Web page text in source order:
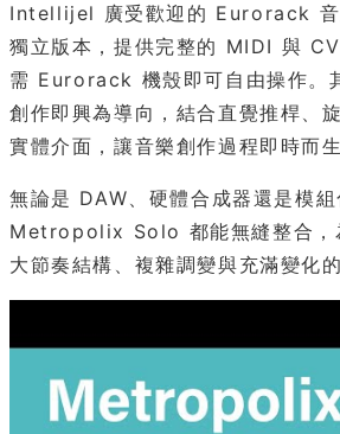
Intellijel 廣受歡迎的 Eurorack 音
獨立版本，提供完整的 MIDI 與
需 Eurorack 機殼即可自由操作。
創作即興為導向，結合直覺推桿、
實體介面，讓音樂創作過程即時而生
無論是 DAW、硬體合成器還是模組
Metropolix Solo 都能無縫整合，
大節奏結構、複雜調變與充滿變化